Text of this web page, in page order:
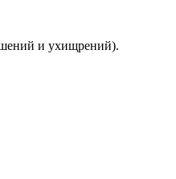
и ухищрений).